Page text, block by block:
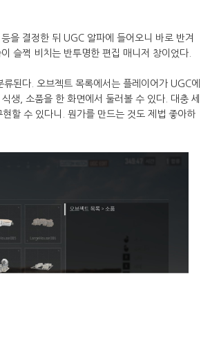
을 결정한 뒤 UGC 알파에 들어오니 바로 반겨
슬쩍 비치는 반투명한 편집 매니저 창이었다.
된다. 오브젝트 목록에서는 플레이어가 UGC에
생, 소품을 한 화면에서 둘러볼 수 있다. 대충 세
할 수 있다니. 뭔가를 만드는 것도 제법 좋아하